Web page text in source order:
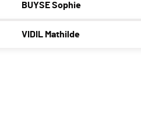
BUYSE Sophie
VIDIL Mathilde